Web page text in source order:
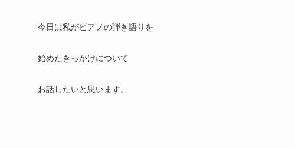
今日は私がピアノの弾き語りを
始めたきっかけについて
お話したいと思います。